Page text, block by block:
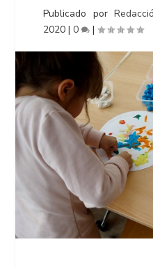
Publicado por
2020 |0 |